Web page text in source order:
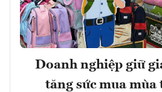
Doanh nghiệp giữ
tăng sức mua